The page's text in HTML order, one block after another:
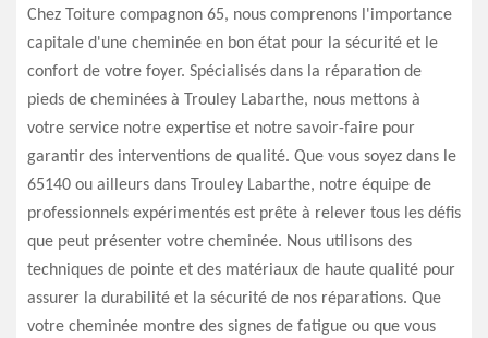
Chez Toiture compagnon 65, nous comprenons l'importance
capitale d'une cheminée en bon état pour la sécurité et le
confort de votre foyer. Spécialisés dans la réparation de
pieds de cheminées à Trouley Labarthe, nous mettons à
votre service notre expertise et notre savoir-faire pour
garantir des interventions de qualité. Que vous soyez dans le
65140 ou ailleurs dans Trouley Labarthe, notre équipe de
professionnels expérimentés est prête à relever tous les défis
que peut présenter votre cheminée. Nous utilisons des
techniques de pointe et des matériaux de haute qualité pour
assurer la durabilité et la sécurité de nos réparations. Que
votre cheminée montre des signes de fatigue ou que vous